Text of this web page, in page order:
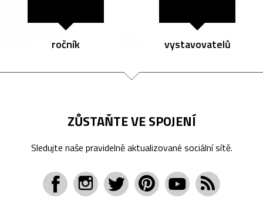
ročník vystavovatelů
ZŮSTAŇTE VE SPOJENÍ
Sledujte naše pravidelně aktualizované sociální sítě.